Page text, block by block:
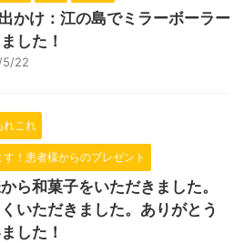
かけ：江の島でミラーボーラー
した！
5/22
れこれ
す！患者様からのプレゼント
ら和菓子をいただきました。
いただきました。ありがとう
した！